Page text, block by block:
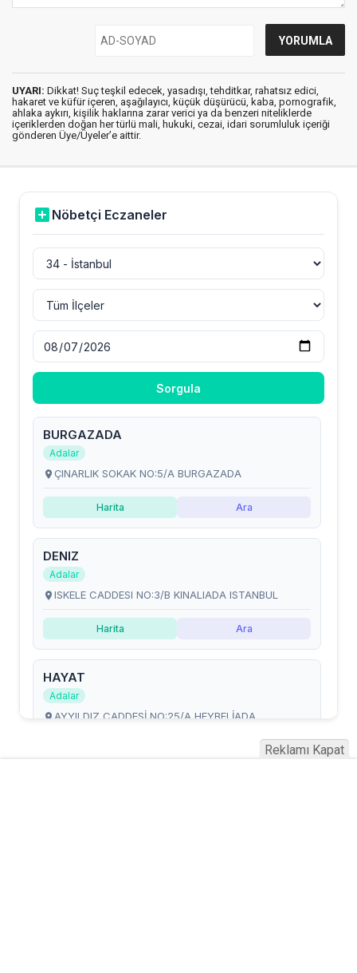
UYARI: Dikkat! Suç teşkil edecek, yasadışı, tehditkar, rahatsız edici,
hakaret ve küfür içeren, aşağılayıcı, küçük düşürücü, kaba, pornografik,
ahlaka aykırı, kişilik haklarına zarar verici ya da benzeri niteliklerde
içeriklerden doğan her türlü mali, hukuki, cezai, idari sorumluluk içeriği
gönderen Üye/Üyeler’e aittir.
Reklamı Kapat